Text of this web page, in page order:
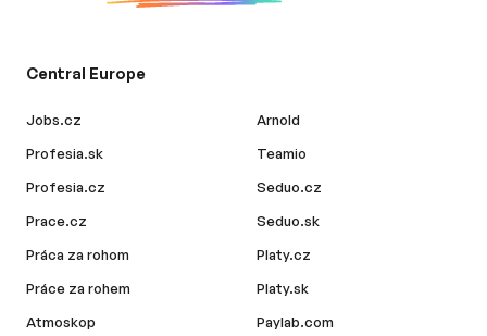
Central Europe
Jobs.cz
Profesia.sk
Profesia.cz
Prace.cz
Práca za rohom
Práce za rohem
Atmoskop
Arnold
Teamio
Seduo.cz
Seduo.sk
Platy.cz
Platy.sk
Paylab.com